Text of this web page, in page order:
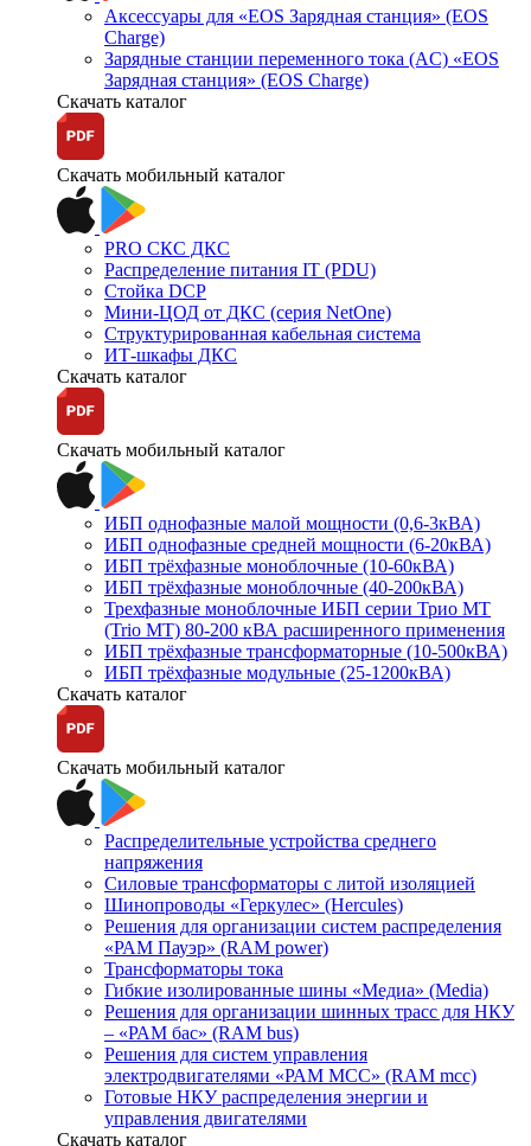
Аксессуары для «EOS Зарядная станция» (EOS
Charge)
Зарядные станции переменного тока (AC) «EOS
Зарядная станция» (EOS Charge)
Скачать каталог
Скачать мобильный каталог
PRO СКС ДКС
Распределение питания IT (PDU)
Стойка DCP
Мини-ЦОД от ДКС (серия NetOne)
Структурированная кабельная система
ИТ-шкафы ДКС
Скачать каталог
Скачать мобильный каталог
ИБП однофазные малой мощности (0,6-3кВА)
ИБП однофазные средней мощности (6-20кВА)
ИБП трёхфазные моноблочные (10-60кВА)
ИБП трёхфазные моноблочные (40-200кВА)
Трехфазные моноблочные ИБП серии Трио МТ
(Trio MT) 80-200 кВА расширенного применения
ИБП трёхфазные трансформаторные (10-500кВА)
ИБП трёхфазные модульные (25-1200кВА)
Скачать каталог
Скачать мобильный каталог
Распределительные устройства среднего
напряжения
Силовые трансформаторы с литой изоляцией
Шинопроводы «Геркулес» (Hercules)
Решения для организации систем распределения
«РАМ Пауэр» (RAM power)
Трансформаторы тока
Гибкие изолированные шины «Медиа» (Media)
Решения для организации шинных трасс для НКУ
– «РАМ бас» (RAM bus)
Решения для систем управления
электродвигателями «РАМ МСС» (RAM mcc)
Готовые НКУ распределения энергии и
управления двигателями
Скачать каталог